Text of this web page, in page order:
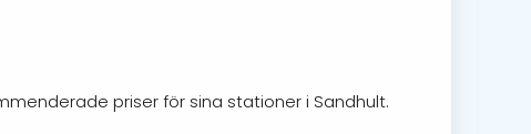
priser för sina stationer i Sandhult.